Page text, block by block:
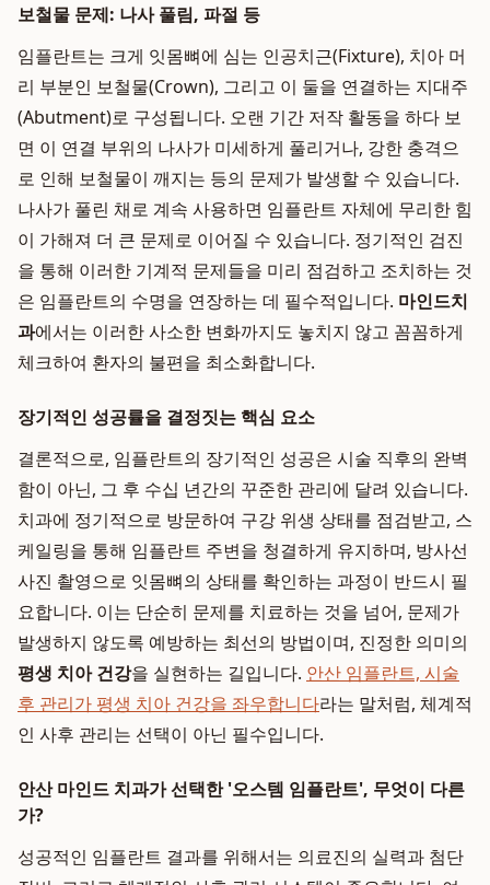
보철물 문제: 나사 풀림, 파절 등
임플란트는 크게 잇몸뼈에 심는 인공치근(Fixture), 치아 머
리 부분인 보철물(Crown), 그리고 이 둘을 연결하는 지대주
(Abutment)로 구성됩니다. 오랜 기간 저작 활동을 하다 보
면 이 연결 부위의 나사가 미세하게 풀리거나, 강한 충격으
로 인해 보철물이 깨지는 등의 문제가 발생할 수 있습니다.
나사가 풀린 채로 계속 사용하면 임플란트 자체에 무리한 힘
이 가해져 더 큰 문제로 이어질 수 있습니다. 정기적인 검진
을 통해 이러한 기계적 문제들을 미리 점검하고 조치하는 것
은 임플란트의 수명을 연장하는 데 필수적입니다. 마인드치
과에서는 이러한 사소한 변화까지도 놓치지 않고 꼼꼼하게
체크하여 환자의 불편을 최소화합니다.
장기적인 성공률을 결정짓는 핵심 요소
결론적으로, 임플란트의 장기적인 성공은 시술 직후의 완벽
함이 아닌, 그 후 수십 년간의 꾸준한 관리에 달려 있습니다.
치과에 정기적으로 방문하여 구강 위생 상태를 점검받고, 스
케일링을 통해 임플란트 주변을 청결하게 유지하며, 방사선
사진 촬영으로 잇몸뼈의 상태를 확인하는 과정이 반드시 필
요합니다. 이는 단순히 문제를 치료하는 것을 넘어, 문제가
발생하지 않도록 예방하는 최선의 방법이며, 진정한 의미의
평생 치아 건강을 실현하는 길입니다. 안산 임플란트, 시술
후 관리가 평생 치아 건강을 좌우합니다라는 말처럼, 체계적
인 사후 관리는 선택이 아닌 필수입니다.
안산 마인드 치과가 선택한 '오스템 임플란트', 무엇이 다른
가?
성공적인 임플란트 결과를 위해서는 의료진의 실력과 첨단